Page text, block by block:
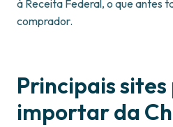
à Receita Federal, o que antes
comprador.
Principais
importar da